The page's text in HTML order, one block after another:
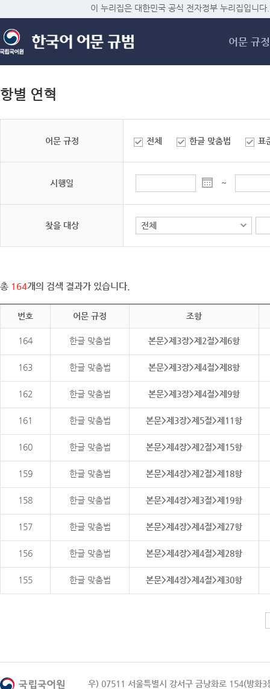
메
이 누리집은 대한민국 공식 전자정부 누리집입니다.
어문 규정
항별 연혁
어문 규정 전체 한글 맞춤법 표
시행일 ~
찾을 대상
총 164개의 검색 결과가 있습니다.
번호 어문 규정 조항
164 한글 맞춤법 본문>제3장>제2절>제6항
163 한글 맞춤법 본문>제3장>제4절>제8항
162 한글 맞춤법 본문>제3장>제4절>제9항
161 한글 맞춤법 본문>제3장>제5절>제11항
160 한글 맞춤법 본문>제4장>제2절>제15항
159 한글 맞춤법 본문>제4장>제2절>제18항
158 한글 맞춤법 본문>제4장>제3절>제19항
157 한글 맞춤법 본문>제4장>제4절>제27항
156 한글 맞춤법 본문>제4장>제4절>제28항
155 한글 맞춤법 본문>제4장>제4절>제30항
우) 07511 서울특별시 강서구 금낭화로 154(방화3